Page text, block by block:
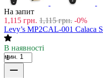
На запит
1,115 грн. 1,115 грн. -0%
Levy’s MP2CAL-001 Calaca
В наявності
мин. 1